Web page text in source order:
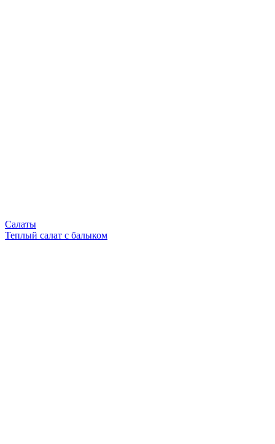
Салаты
Теплый салат с балыком